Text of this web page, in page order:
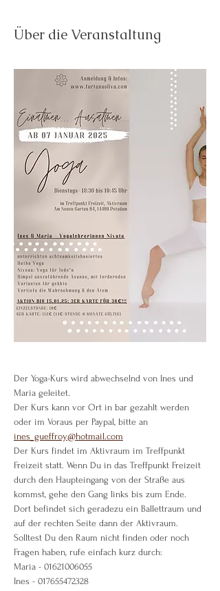
Über die Veranstaltung
Der Yoga-Kurs wird abwechselnd von Ines und
Maria geleitet.
Der Kurs kann vor Ort in bar gezahlt werden
oder im Voraus per Paypal, bitte an
ines_gueffroy@hotmail.com
Der Kurs findet im Aktivraum im Treffpunkt
Freizeit statt. Wenn Du in das Treffpunkt Freizeit
durch den Haupteingang von der Straße aus
kommst, gehe den Gang links bis zum Ende.
Dort befindet sich geradezu ein Ballettraum und
auf der rechten Seite dann der Aktivraum.
Solltest Du den Raum nicht finden oder noch
Fragen haben, rufe einfach kurz durch:
Maria - 01621006055
Ines - 017655472328